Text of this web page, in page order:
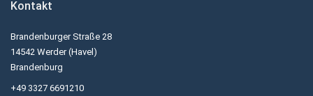
Kontakt
Brandenburger Straße 28
14542 Werder (Havel)
Brandenburg
+49 3327 6691210